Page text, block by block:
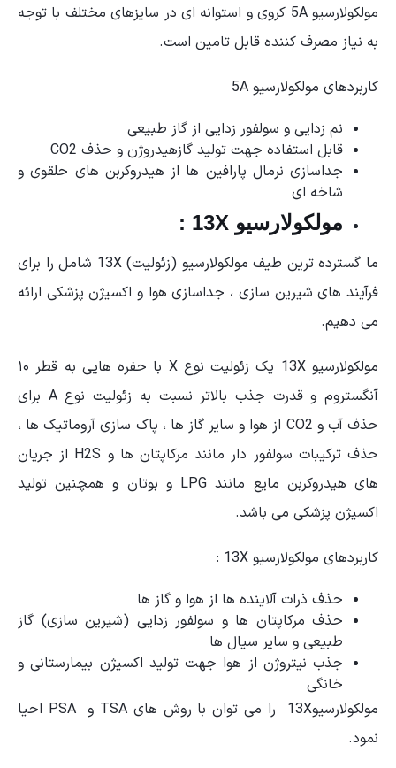
مولکولارسیو 5A کروی و استوانه ای در سایزهای مختلف با توجه
به نیاز مصرف کننده قابل تامین است.
کاربردهای مولکولارسیو 5A
نم زدایی و سولفور زدایی از گاز طبیعی
قابل استفاده جهت تولید گازهیدروژن و حذف CO2
جداسازی نرمال پارافین ها از هیدروکربن های حلقوی و
شاخه ای
مولکولارسیو 13X :
ما گسترده ترین طیف مولکولارسیو (زئولیت) 13X شامل را برای
فرآیند های شیرین سازی ، جداسازی هوا و اکسیژن پزشکی ارائه
می دهیم.
مولکولارسیو 13X یک زئولیت نوع X با حفره هایی به قطر ۱۰
آنگستروم و قدرت جذب بالاتر نسبت به زئولیت نوع A برای
حذف آب و CO2 از هوا و سایر گاز ها ، پاک سازی آروماتیک ها ،
حذف ترکیبات سولفور دار مانند مرکاپتان ها و H2S از جریان
های هیدروکربن مایع مانند LPG و بوتان و همچنین تولید
اکسیژن پزشکی می باشد.
کاربردهای مولکولارسیو 13X :
حذف ذرات آلاینده ها از هوا و گاز ها
حذف مرکاپتان ها و سولفور زدایی (شیرین سازی) گاز
طبیعی و سایر سیال ها
جذب نیتروژن از هوا جهت تولید اکسیژن بیمارستانی و
خانگی
مولکولارسیو13X را می توان با روش های TSA و PSA احیا
نمود.